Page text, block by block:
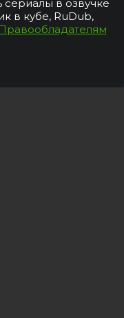
сериалы в озвучке
в кубе, RuDub,
Правообладателям